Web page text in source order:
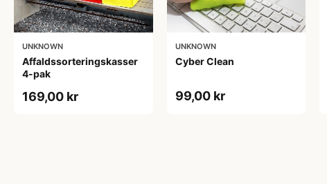
UNKNOWN
Affaldssorteringskasser
4-pak
169,00 kr
UNKNOWN
Cyber Clean
99,00 kr